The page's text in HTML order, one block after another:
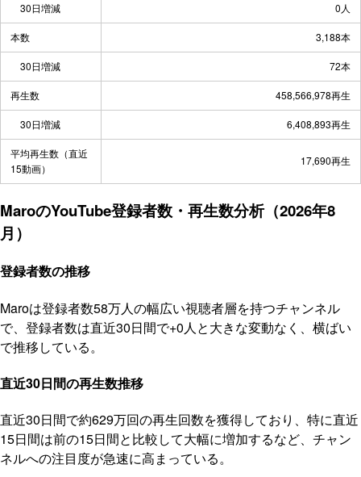
30日増減 0人
本数 3,188本
30日増減 72本
再生数 458,566,978再生
30日増減 6,408,893再生
平均再生数（直近
15動画）
17,690再生
MaroのYouTube登録者数・再生数分析（2026年8
月）
登録者数の推移
Maroは登録者数58万人の幅広い視聴者層を持つチャンネル
で、登録者数は直近30日間で+0人と大きな変動なく、横ばい
で推移している。
直近30日間の再生数推移
直近30日間で約629万回の再生回数を獲得しており、特に直近
15日間は前の15日間と比較して大幅に増加するなど、チャン
ネルへの注目度が急速に高まっている。